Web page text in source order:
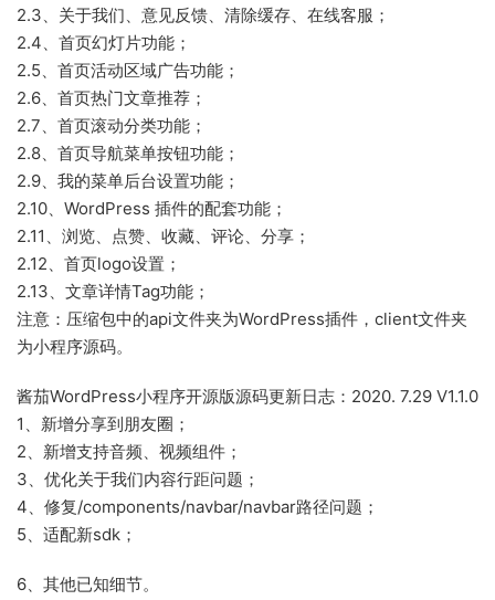
2.3、关于我们、意见反馈、清除缓存、在线客服；
2.4、首页幻灯片功能；
2.5、首页活动区域广告功能；
2.6、首页热门文章推荐；
2.7、首页滚动分类功能；
2.8、首页导航菜单按钮功能；
2.9、我的菜单后台设置功能；
2.10、WordPress 插件的配套功能；
2.11、浏览、点赞、收藏、评论、分享；
2.12、首页logo设置；
2.13、文章详情Tag功能；
注意：压缩包中的api文件夹为WordPress插件，client文件夹
为小程序源码。
酱茄WordPress小程序开源版源码更新日志：2020. 7.29 V1.1.0
1、新增分享到朋友圈；
2、新增支持音频、视频组件；
3、优化关于我们内容行距问题；
4、修复/components/navbar/navbar路径问题；
5、适配新sdk；
6、其他已知细节。